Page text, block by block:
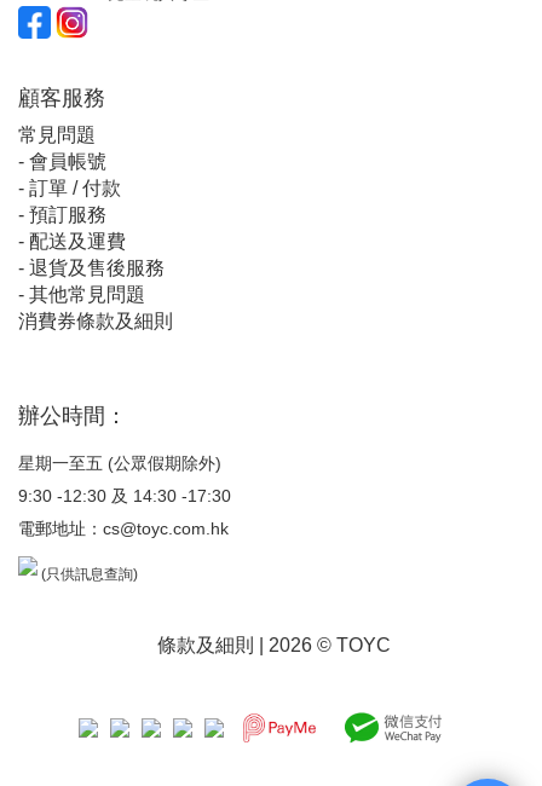
顧客服務
常見問題
- 會員帳號
- 訂單 / 付款
- 預訂服務
- 配送及運費
- 退貨及售後服務
- 其他常見問題
消費券條款及細則
辦公時間：
星期一至五 (公眾假期除外)
9:30 -12:30 及 14:30 -17:30
電郵地址： cs@toyc.com.hk
(只供訊息查詢)
條款及細則 | 2026 © TOYC